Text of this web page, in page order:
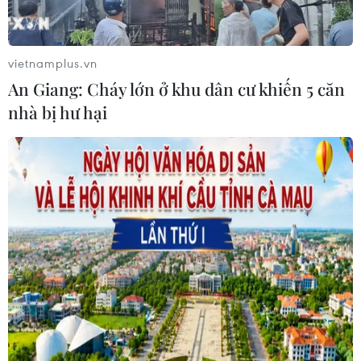
Mỹ trục xuất gần 1,5 triệu người nhập
cư trái phép trong 12 tháng
04/08/2026 22:43
WHO ghi nhận tín hiệu tích cực từ
thử nghiệm điều trị Ebola tại Congo
04/08/2026 22:42
Xem thêm
vietnamplus.vn
An Giang: Cháy lớn ở khu dân cư khiến 5 căn
nhà bị hư hại